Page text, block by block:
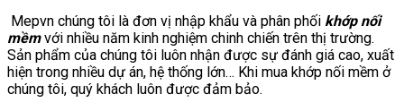
Mepvn chúng tôi là đơn vị nhập khẩu và phân phối khớp nối
mềmvới nhiều năm kinh nghiệm chinh chiến trên thị trường.
Sản phẩm của chúng tôi luôn nhận được sự đánh giá cao, xuất
hiện trong nhiều dự án, hệ thống lớn… Khi mua khớp nối mềm ở
chúng tôi, quý khách luôn được đảm bảo.